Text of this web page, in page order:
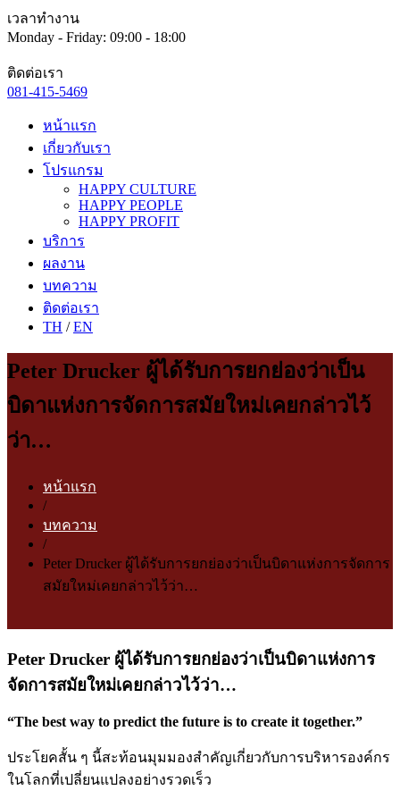
เวลาทำงาน
Monday - Friday: 09:00 - 18:00
ติดต่อเรา
081-415-5469
หน้าแรก
เกี่ยวกับเรา
โปรแกรม
HAPPY CULTURE
HAPPY PEOPLE
HAPPY PROFIT
บริการ
ผลงาน
บทความ
ติดต่อเรา
TH /EN
Peter Drucker ผู้ได้รับการยกย่องว่าเป็น
บิดาแห่งการจัดการสมัยใหม่เคยกล่าวไว้
ว่า…
หน้าแรก
/
บทความ
/
Peter Drucker ผู้ได้รับการยกย่องว่าเป็นบิดาแห่งการจัดการ
สมัยใหม่เคยกล่าวไว้ว่า…
Peter Drucker ผู้ได้รับการยกย่องว่าเป็นบิดาแห่งการ
จัดการสมัยใหม่เคยกล่าวไว้ว่า…
“The best way to predict the future is to create it together.”
ประโยคสั้น ๆ นี้สะท้อนมุมมองสำคัญเกี่ยวกับการบริหารองค์กร
ในโลกที่เปลี่ยนแปลงอย่างรวดเร็ว